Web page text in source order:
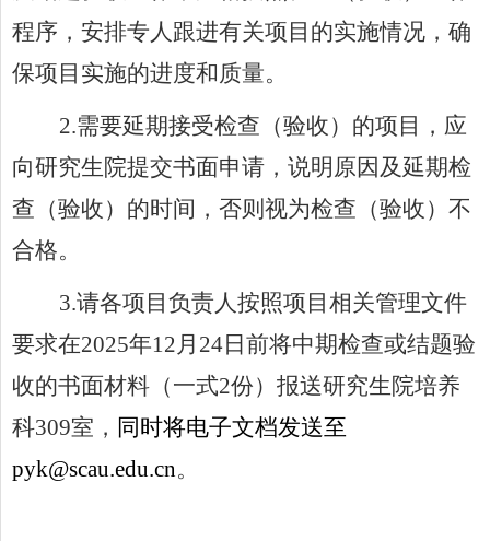
程序，安排专人跟进有关项目的实施情况，确
保项目实施的进度和质量。
2.需要延期接受检查（验收）的项目，应
向研究生院提交书面申请，说明原因及延期检
查（验收）的时间，否则视为检查（验收）不
合格。
3.请各项目负责人按照项目相关管理文件
要求在2025年12月24日前将中期检查或结题验
收的书面材料（一式2份）报送研究生院培养
科309室， 同时将电子文档发送至
pyk@scau.edu.cn。